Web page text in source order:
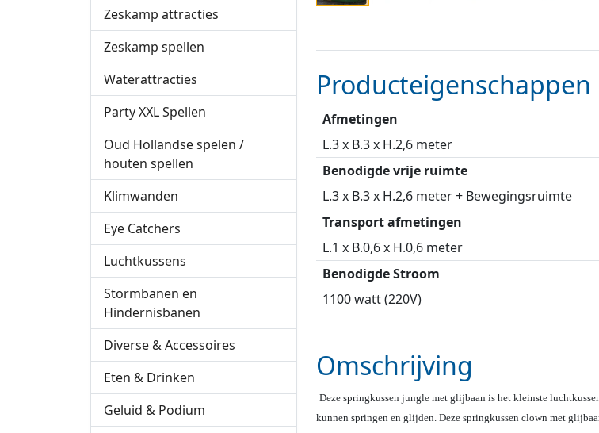
Zeskamp attracties
Zeskamp spellen
Waterattracties
Party XXL Spellen
Oud Hollandse spelen /
houten spellen
Klimwanden
Eye Catchers
Luchtkussens
Stormbanen en
Hindernisbanen
Diverse & Accessoires
Eten & Drinken
Geluid & Podium
Producteigenschappen
Afmetingen
L.3 x B.3 x H.2,6 meter
Benodigde vrije ruimte
L.3 x B.3 x H.2,6 meter + Bewegingsruimte
Transport afmetingen
L.1 x B.0,6 x H.0,6 meter
Benodigde Stroom
1100 watt (220V)
Omschrijving
Deze springkussen jungle met glijbaan is het kleinste
kunnen springen en glijden. Deze springkussen clown met